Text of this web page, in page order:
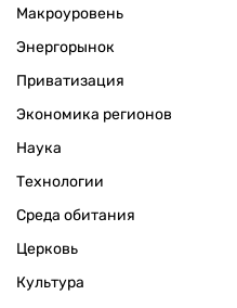
Макроуровень
Энергорынок
Приватизация
Экономика регионов
Наука
Технологии
Среда обитания
Церковь
Культура